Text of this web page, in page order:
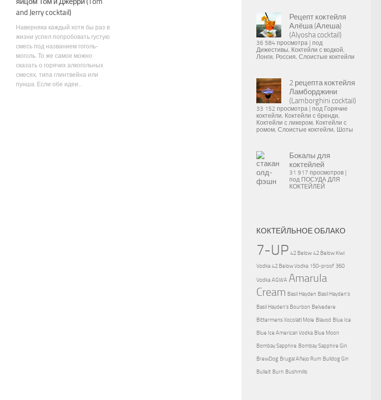
and Jerry cocktail)
Наверняка каждый хотя бы раз в
жизни успел попробовать густую
смесь под названием гоголь-
моголь. То же самое можно
сказать о горячих алкогольных
смесях, типа глинтвейна или
пунша. Если обе идеи...
Рецепт коктейля
Алёша (Алеша)
(Alyosha cocktail)
36 584 просмотра
под
Дижестивы, Коктейли с водкой,
Лонги, Россия, Слоистые коктейли
2 рецепта коктейля
Ламборджини
(Lamborghini cocktail)
33 152 просмотра под Горячие
коктейли, Коктейли с бренди,
Коктейли с ликером, Коктейли с
ромом, Слоистые коктейли, Шоты
Бокалы для
коктейлей
31 917 просмотров
под ПОСУДА ДЛЯ
КОКТЕЙЛЕЙ
КОКТЕЙЛЬНОЕ ОБЛАКО
7-UP 42 Below 42 Below Kiwi
Vodka 42 Below Vodka 150-proof 360
Vodka AGWA Amarula
Cream Basil Hayden Basil Hayden's
Basil Hayden's Bourbon Belvedere
Bittermens Xocolatl Mole Blavod Blue Ice
Blue Ice American Vodka Blue Moon
Bombay Sapphire Bombay Sapphire Gin
BrewDog Brugal Añejo Rum Bulldog Gin
Bulleit Burn Bushmills